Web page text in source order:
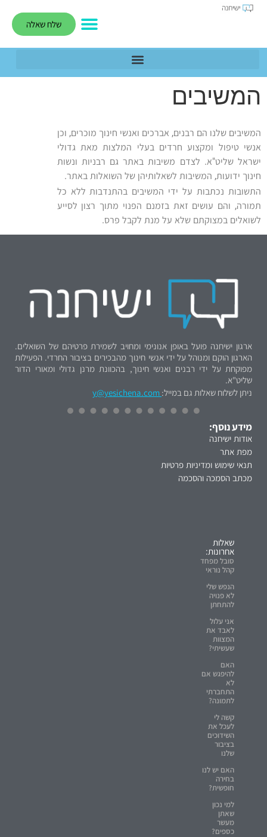
לתוכן
שלח שאלה
המשיבים
המשיבים שלנו הם רבנים, אברכים ואנשי חינוך מוכרים, וכן
אנשי טיפול ומקצוע חרדים בעלי המלצות מאת גדולי
ישראל שליט"א. לצדם משיבות באתר גם רבניות ונשות
חינוך ידועות, המשיבות לשאלותיהן של השואלות באתר.
התשובות נכתבות על ידי המשיבים בהתנדבות ללא כל
תמורה, והם עושים זאת בזמנם הפנוי מתוך רצון לסייע
לשואלים במצוקתם שלא על מנת לקבל פרס.
ארגון ישיחנה פועל באופן אנונימי ומחויב לשמירת פרטיהם של השואלים.
הארגון הוקם ומנוהל על ידי אנשי חינוך מהבכירים בציבור החרדי. הפעילות
מפוקחת על ידי רבנים ואנשי חינוך, בהכוונת מרנן גדולי ומאורי הדור
שליט"א.
ניתן לשלוח שאלות גם במייל: y@yesichena.com
מידע נוסף:
אודות ישיחנה
מפת אתר
תנאי שימוש ומדיניות פרטיות
מכתב הסמכה והסכמה
שאלות
אחרונות:
סובל מפחד
קהל נוראי
הנפש שלי
לא פנויה
להתחתן
אני עלול
לאבד את
המצוות
שעשיתי?
האם
להיפגש אם
לא
התחברתי
לתמונה?
קשה לי
לעכל את
השידוכים
בציבור
שלנו
האם יש לנו
בחירה
חופשית?
למי נכון
שאתן
מעשר
כספים?